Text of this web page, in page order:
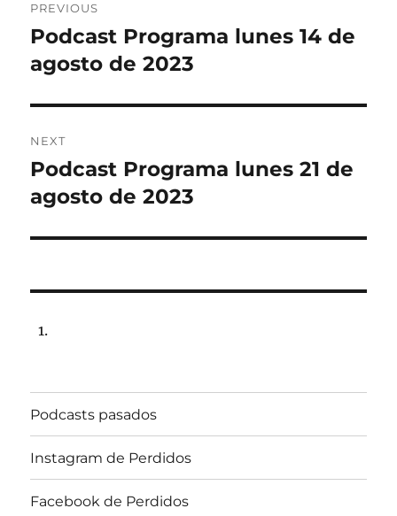
navigation
PREVIOUS
Previous
post:
Podcast Programa lunes 14 de
agosto de 2023
NEXT
Next
post:
Podcast Programa lunes 21 de
agosto de 2023
Podcasts pasados
Instagram de Perdidos
Facebook de Perdidos